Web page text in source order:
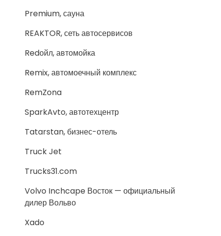
Premium, сауна
REAKTOR, сеть автосервисов
Redойл, автомойка
Remix, автомоечный комплекс
RemZona
SparkAvto, автотехцентр
Tatarstan, бизнес-отель
Truck Jet
Trucks31.com
Volvo Inchcape Восток — официальный
дилер Вольво
Xado